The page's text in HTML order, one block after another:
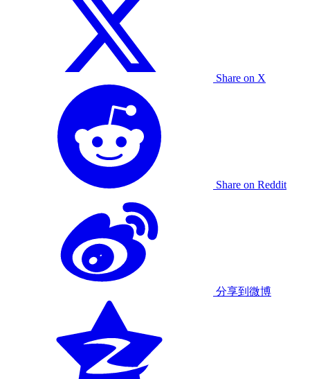
Share on X
Share on Reddit
分享到微博